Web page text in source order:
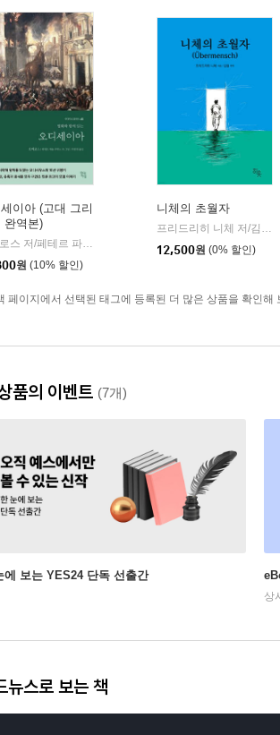
이아 (고대 그리
완역본)
| 현대지성
원 (10% 할인)
니체의 초월자
12,500원 (0% 할인)
페이지에서 선택된 태그에 등록된 더 많은 상품을 확인해
품의 이벤트 (7개)
에 보는 YES24 단독 선출간
상
뉴스로 보는 책